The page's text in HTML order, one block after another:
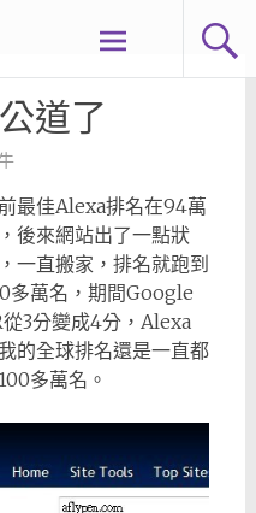
道了
最佳Alexa排名在94萬
後來網站出了一點狀
一直搬家，排名就跑到
多萬名，期間Google
從3分變成4分，Alexa
的全球排名還是一直都
多萬名。